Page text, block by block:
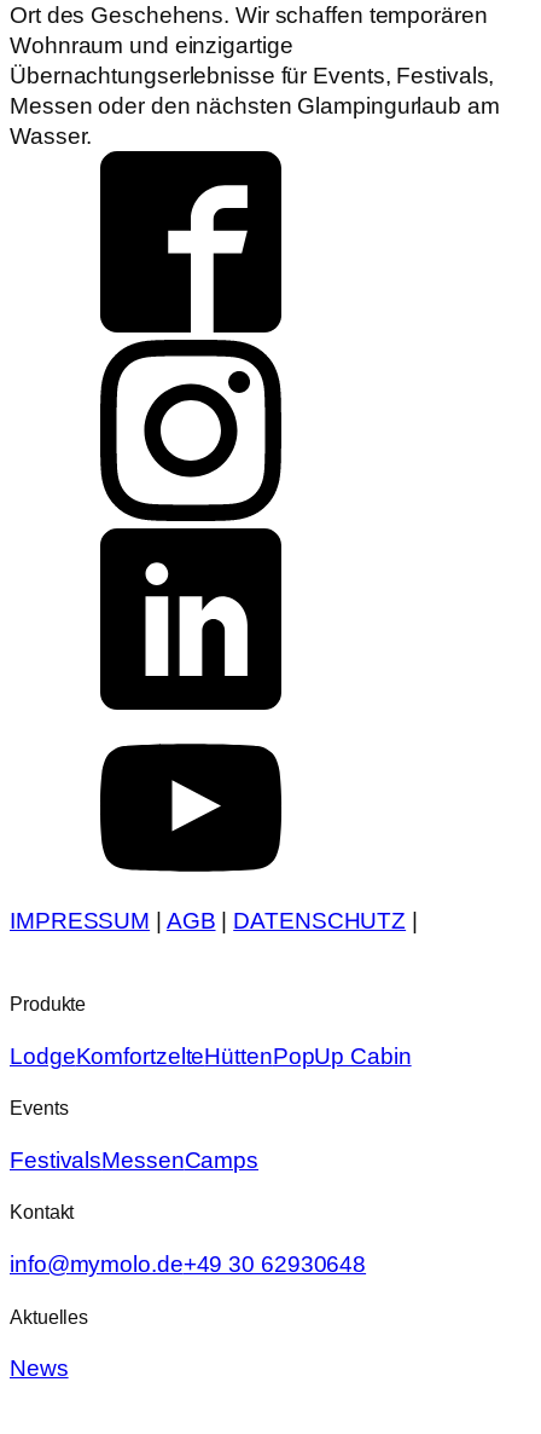
Ort des Geschehens. Wir schaffen temporären
Wohnraum und einzigartige
Übernachtungserlebnisse für Events, Festivals,
Messen oder den nächsten Glampingurlaub am
Wasser.
IMPRESSUM AGB DATENSCHUTZ
Produkte
LodgeKomfortzelteHüttenPopUp Cabin
Events
FestivalsMessenCamps
Kontakt
info@mymolo.de+49 30 62930648
Aktuelles
News